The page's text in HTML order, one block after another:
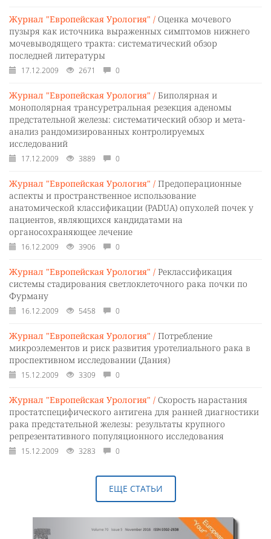
Журнал "Европейская Урология" / Оценка мочевого
пузыря как источника выраженных симптомов нижнего
мочевыводящего тракта: систематический обзор
последней литературы
17.12.2009 2671 0
Журнал "Европейская Урология" / Биполярная и
монополярная трансуретральная резекция аденомы
предстательной железы: систематический обзор и мета-
анализ рандомизированных контролируемых
исследований
17.12.2009 3889 0
Журнал "Европейская Урология" / Предоперационные
аспекты и пространственное использование
анатомической классификации (PADUA) опухолей почек у
пациентов, являющихся кандидатами на
органосохраняющее лечение
16.12.2009 3906 0
Журнал "Европейская Урология" / Реклассификация
системы стадирования светлоклеточного рака почки по
Фурману
16.12.2009 5458 0
Журнал "Европейская Урология" / Потребление
микроэлементов и риск развития уротелиального рака в
проспективном исследовании (Дания)
15.12.2009 3309 0
Журнал "Европейская Урология" / Скорость нарастания
простатспецифического антигена для ранней диагностики
рака предстательной железы: результаты крупного
репрезентативного популяционного исследования
15.12.2009 3283 0
ЕЩЕ СТАТЬИ